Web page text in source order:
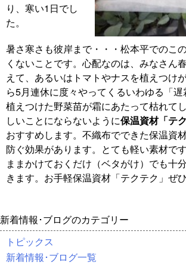
り、寒い1日でし
た。
暑さ寒さも彼岸まで・・・松本平でのこ
くないことです。心配なのは、みなさん
えて、あるいはトマトやナスを植えつけ
ら5月連休に度々やってくるいわゆる「遅
植えつけた野菜苗が霜にあたって枯れて
しいことにならないように保温資材「テ
おすすめします。不織布でできた保温資
防ぐ効果があります。とても軽い素材で
ままかけておくだけ（ベタがけ）でも十
きます。お手軽保温資材「テクテク」ぜ
新着情報･ブログのカテゴリー
トピックス
新着情報･ブログ一覧